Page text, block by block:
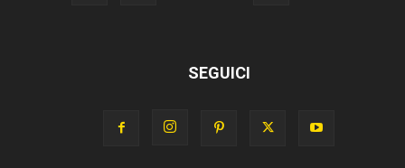
SEGUICI